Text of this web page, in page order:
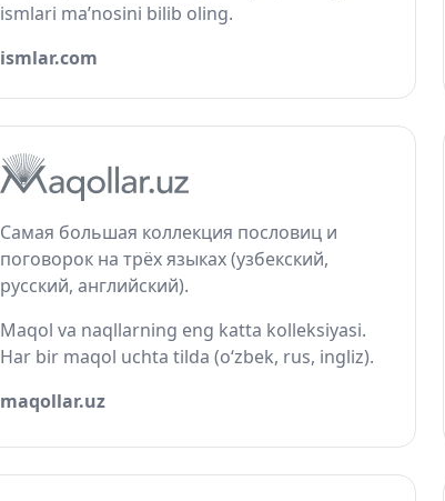
ismlari ma’nosini bilib oling.
ismlar.com
Самая большая коллекция пословиц и
поговорок на трёх языках (узбекский,
русский, английский).
Maqol va naqllarning eng katta kolleksiyasi.
Har bir maqol uchta tilda (o‘zbek, rus, ingliz).
maqollar.uz